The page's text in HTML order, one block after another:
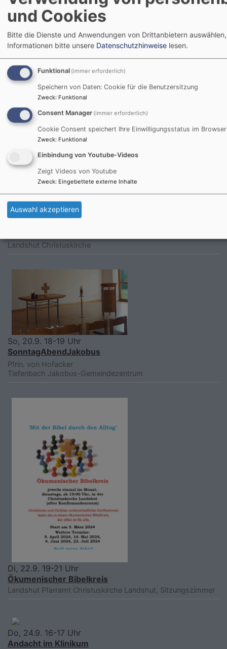
Dekanin Dr. Lubomierski
Landshut
Christuskirche
So, 20.9. 11:30-12:30 Uhr
Landshut Christuskirche
So, 20.9. 18-19 Uhr
SonntagAbendJakobus
Pfrin. von Hofacker
Tiefenbach Jakobus-Gemeindezentrum
Di, 22.9. 19-21 Uhr
Ökumenischer Bibelkreis
Landshut Pfarramt Christuskirche Landshut, Sitzungszimmer
Do, 24.9. 16-17 Uhr
Andacht im Klinikum
und Cookies
Bitte die Dienste und Anwendungen von Drittanbietern
Informationen bitte unsere Datenschutzhinweise lesen.
Funktional (immer erforderlich)
Speichern von Daten: Cookie für die Benutzersitzung
Zweck: Funktional
Consent Manager (immer erforderlich)
Cookie Consent speichert Ihre Einwilligungsstatus im Browser
Zweck: Funktional
Einbindung von Youtube-Videos
Zeigt Videos von Youtube
Zweck: Eingebettete externe Inhalte
Auswahl akzeptieren